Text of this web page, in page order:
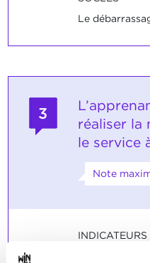
Le
3
réaliser la
le service
Note
INDICATEURS
met la